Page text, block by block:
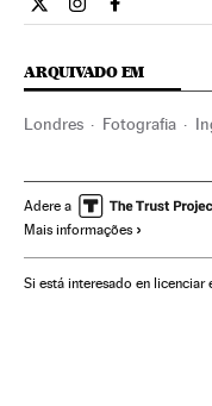
Cultura El País Brasil
Cultura El País
Cultura El
ARQUIVADO EM
Londres Fotografia
Serviços informação
Adere a
Mais informações
Si está interesado en licenciar